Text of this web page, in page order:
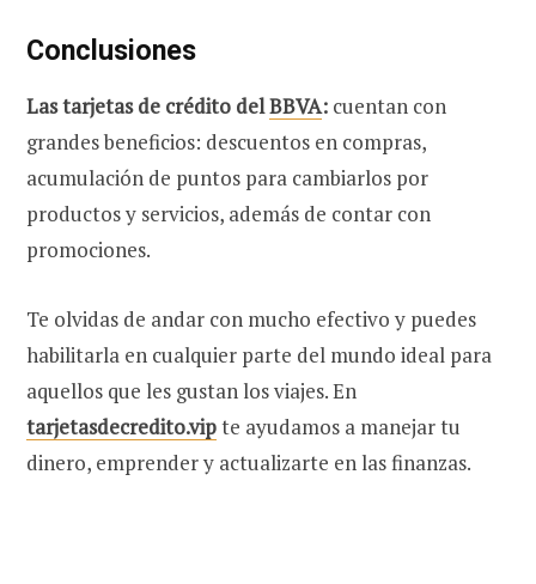
Conclusiones
Las tarjetas de crédito delBBVA: cuentan con
grandes beneficios: descuentos en compras,
acumulación de puntos para cambiarlos por
productos y servicios, además de contar con
promociones.
Te olvidas de andar con mucho efectivo y puedes
habilitarla en cualquier parte del mundo ideal para
aquellos que les gustan los viajes.En
tarjetasdecredito.vipte ayudamos a manejar tu
dinero, emprender y actualizarte en las finanzas.